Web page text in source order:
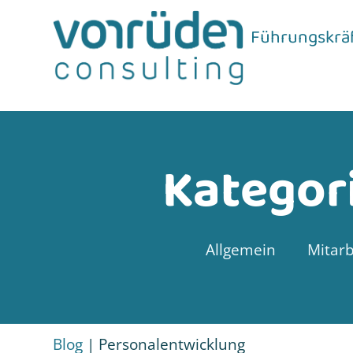
Allgemein
Blog | Personalentwicklung